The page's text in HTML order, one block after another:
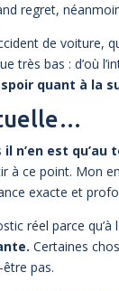
regret,
de voiture,
très bas : d’où
quant à la
il n’en est
à ce point. Mon
exacte et
réel parce qu’à
Certaines
pas.